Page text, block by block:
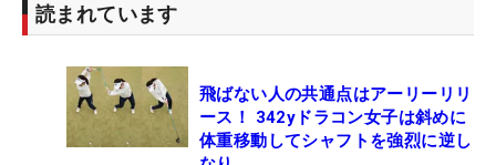
読まれています
飛ばない人の共通点はアーリーリリ
ース！ 342yドラコン女子は斜めに
体重移動してシャフトを強烈に逆し